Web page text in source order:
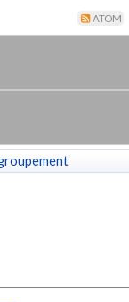
ATOM